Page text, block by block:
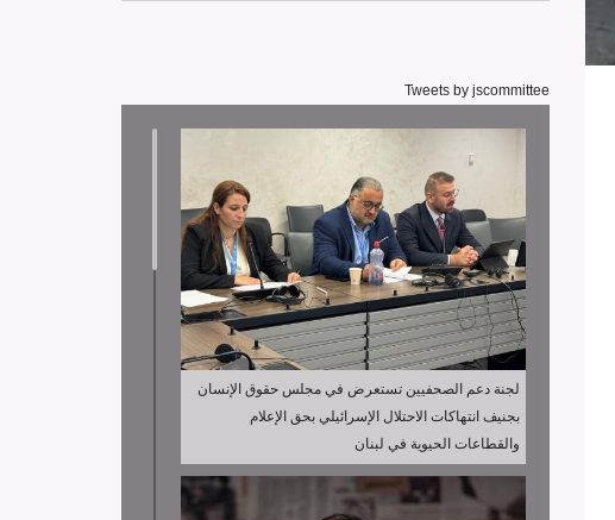
Tweets by jscommittee
لجنة دعم الصحفيين تستعرض في مجلس حقوق الإنسان
بجنيف انتهاكات الاحتلال الإسرائيلي بحق الإعلام
والقطاعات الحيوية في لبنان